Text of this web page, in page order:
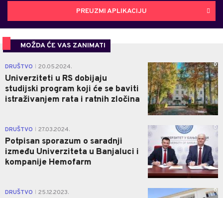
PREUZMI APLIKACIJU
MOŽDA ĆE VAS ZANIMATI
DRUŠTVO 20.05.2024.
Univerziteti u RS dobijaju
studijski program koji će se baviti
istraživanjem rata i ratnih zločina
0
DRUŠTVO 27.03.2024.
Potpisan sporazum o saradnji
između Univerziteta u Banjaluci i
kompanije Hemofarm
0
DRUŠTVO 25.12.2023. 0